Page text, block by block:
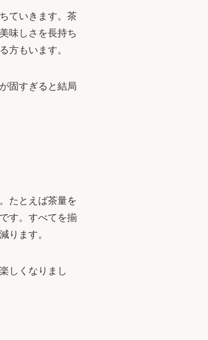
ていきます。茶
味しさを長持ち
方もいます。
固すぎると結局
たとえば茶量を
す。すべてを揃
ります。
しくなりまし